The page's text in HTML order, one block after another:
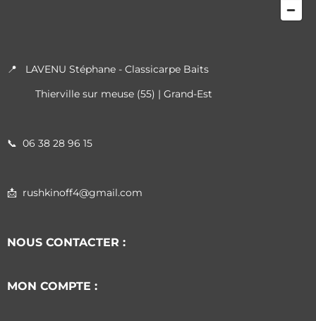
📍 LAVENU Stéphane - Classicarpe Baits
Thierville sur meuse (55) | Grand-Est
📞 06 38 28 96 15
📩 rushkinoff4@gmail.com
NOUS CONTACTER :
MON COMPTE :